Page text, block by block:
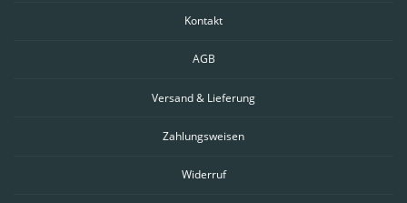
Kontakt
AGB
Versand & Lieferung
Zahlungsweisen
Widerruf